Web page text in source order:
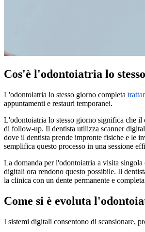
Cos'è l'odontoiatria lo
L'odontoiatria lo stesso giorno completa
appuntamenti e restauri temporanei.
L'odontoiatria lo stesso giorno significa che
di follow-up. Il dentista utilizza scanner
dove il dentista prende impronte fisiche e le
semplifica questo processo in una sessione
La domanda per l'odontoiatria a visita
digitali ora rendono questo possibile. Il
la clinica con un dente permanente e
Come si è evoluta
I sistemi digitali consentono di scansionare,